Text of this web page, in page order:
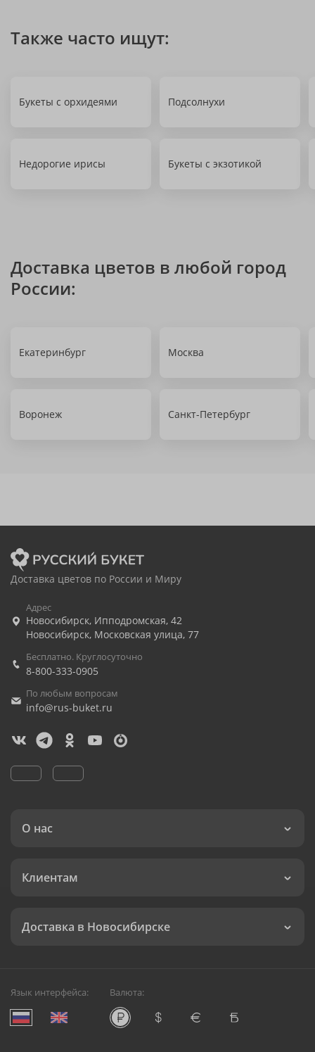
Также часто ищут:
Букеты с орхидеями Подсолнухи
Недорогие ирисы Букеты с экзотикой
Доставка цветов в любой город
России:
Екатеринбург Москва
Воронеж Санкт-Петербург
Доставка цветов по России и Миру
Адрес
Новосибирск, Ипподромская, 42
Новосибирск, Московская улица, 77
Бесплатно. Круглосуточно
8-800-333-0905
По любым вопросам
info@rus-buket.ru
О нас
Клиентам
Доставка в Новосибирске
Язык интерфейса: Валюта: